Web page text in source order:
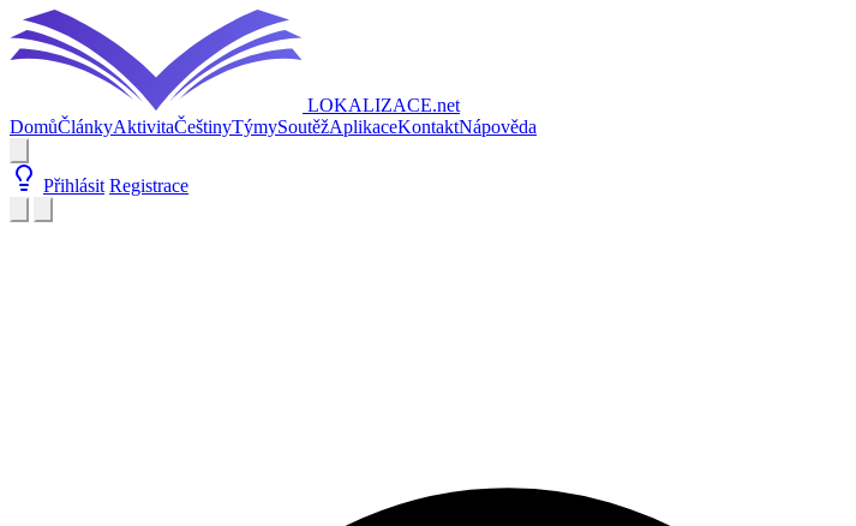
LOKALIZACE.net
DomůČlánkyAktivitaČeštinyTýmySoutěžAplikaceKontaktNápověda
Přihlásit Registrace